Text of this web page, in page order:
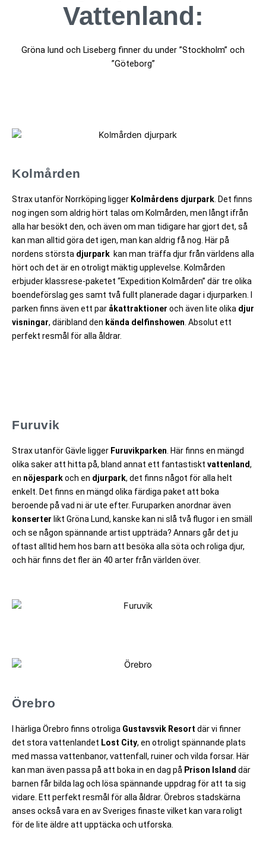
Vattenland:
Gröna lund och Liseberg finner du under ”Stockholm” och
”Göteborg”
Kolmården
Strax utanför Norrköping ligger Kolmårdens djurpark . Det finns
nog ingen som aldrig hört talas om Kolmården, men långt ifrån
alla har besökt den, och även om man tidigare har gjort det, så
kan man alltid göra det igen, man kan aldrig få nog. Här på
nordens största djurpark kan man träffa djur från världens alla
hört och det är en otroligt mäktig upplevelse. Kolmården
erbjuder klassrese-paketet “Expedition Kolmården” där tre olika
boendeförslag ges samt två fullt planerade dagar i djurparken. I
parken finns även ett par åkattraktioner och även lite olika djur
visningar, däribland den kända delfinshowen . Absolut ett
perfekt resmål för alla åldrar.
Furuvik
Strax utanför Gävle ligger Furuvikparken . Här finns en mängd
olika saker att hitta på, bland annat ett fantastiskt vattenland,
en nöjesparkoch en djurpark, det finns något för alla helt
enkelt. Det finns en mängd olika färdiga paket att boka
beroende på vad ni är ute efter. Furuparken anordnar även
konserter likt Gröna Lund, kanske kan ni slå två flugor i en smäll
och se någon spännande artist uppträda? Annars går det ju
oftast alltid hem hos barn att besöka alla söta och roliga djur,
och här finns det fler än 40 arter från världen över.
Örebro
I härliga Örebro finns otroliga Gustavsvik Resort där vi finner
det stora vattenlandet Lost City, en otroligt spännande plats
med massa vattenbanor, vattenfall, ruiner och vilda forsar. Här
kan man även passa på att boka in en dag på Prison Island där
barnen får bilda lag och lösa spännande uppdrag för att ta sig
vidare. Ett perfekt resmål för alla åldrar. Örebros stadskärna
anses också vara en av Sveriges finaste vilket kan vara roligt
för de lite äldre att upptäcka och utforska.